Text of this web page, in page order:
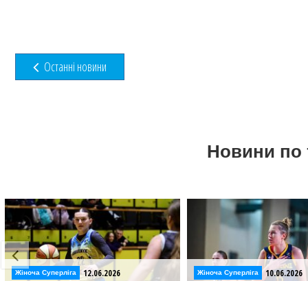
Останні новини
Новини по
Жіноча Суперліга 12.06.2026 Жіноча Суперліга 10.06.2026